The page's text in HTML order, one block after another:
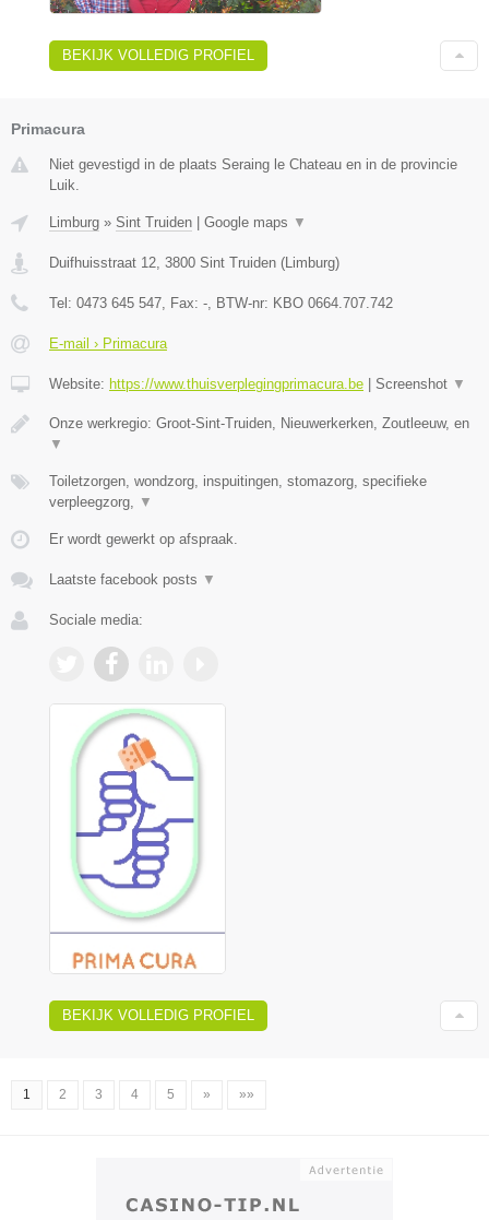
BEKIJK VOLLEDIG PROFIEL
Primacura
Niet gevestigd in de plaats Seraing le Chateau en in de provincie
Luik.
Limburg » Sint Truiden | Google maps ▼
Duifhuisstraat 12 3800 Sint Truiden (Limburg)
Tel: 0473 645 547 , Fax: - , BTW-nr: KBO 0664.707.742
E-mail › Primacura
Website: https://www.thuisverplegingprimacura.be | Screenshot ▼
Onze werkregio: Groot-Sint-Truiden, Nieuwerkerken, Zoutleeuw, en
▼
Toiletzorgen, wondzorg, inspuitingen, stomazorg, specifieke
verpleegzorg,
▼
Er wordt gewerkt op afspraak.
Laatste facebook posts ▼
Sociale media:
BEKIJK VOLLEDIG PROFIEL
1 2 3 4 5 » »»